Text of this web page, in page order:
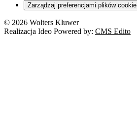
Zarządzaj preferencjami plików cookie
© 2026 Wolters Kluwer
Realizacja Ideo Powered by: CMS Edito